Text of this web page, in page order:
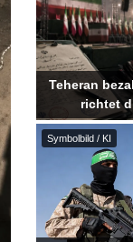
Teheran
richtet
Symbolbild / KI